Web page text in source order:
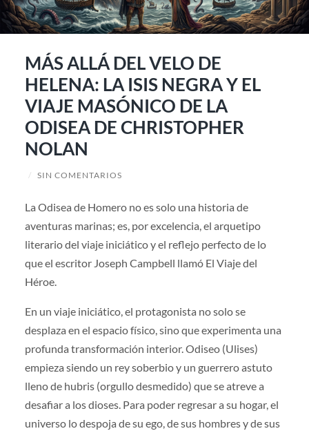
MÁS ALLÁ DEL VELO DE
HELENA: LA ISIS NEGRA Y EL
VIAJE MASÓNICO DE LA
ODISEA DE CHRISTOPHER
NOLAN
/ SIN COMENTARIOS
La Odisea de Homero no es solo una historia de
aventuras marinas; es, por excelencia, el arquetipo
literario del viaje iniciático y el reflejo perfecto de lo
que el escritor Joseph Campbell llamó El Viaje del
Héroe.
En un viaje iniciático, el protagonista no solo se
desplaza en el espacio físico, sino que experimenta una
profunda transformación interior. Odiseo (Ulises)
empieza siendo un rey soberbio y un guerrero astuto
lleno de hubris (orgullo desmedido) que se atreve a
desafiar a los dioses. Para poder regresar a su hogar, el
universo lo despoja de su ego, de sus hombres y de sus